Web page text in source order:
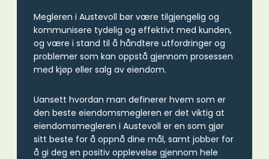
Megleren i Austevoll bør være tilgjengelig og
kommunisere tydelig og effektivt med kunden,
og være i stand til å håndtere utfordringer og
problemer som kan oppstå gjennom prosessen
med kjøp eller salg av eiendom.
Uansett hvordan man definerer hvem som er
den beste eiendomsmegleren er det viktig at
eiendomsmegleren i Austevoll er en som gjør
sitt beste for å oppnå dine mål, samt jobber for
å gi deg en positiv opplevelse gjennom hele